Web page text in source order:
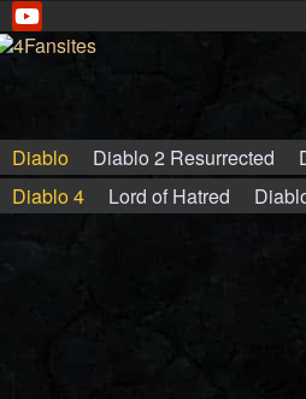
Diablo Diablo 2 Resurrected
Diablo 4
Lord of Hatred